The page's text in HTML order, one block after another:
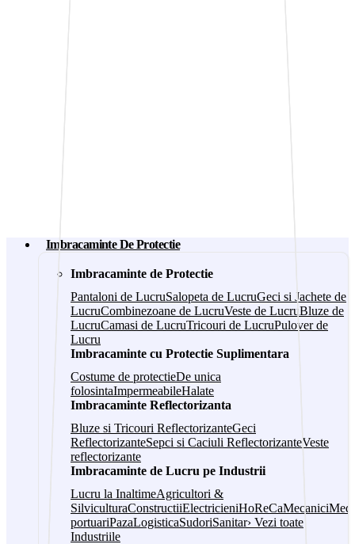
Imbracaminte De Protectie
Imbracaminte de Protectie
Pantaloni de LucruSalopeta de LucruGeci si Jachete de
LucruCombinezoane de LucruVeste de LucruBluze de
LucruCamasi de LucruTricouri de LucruPulover de
Lucru
Imbracaminte cu Protectie Suplimentara
Costume de protectieDe unica
folosintaImpermeabileHalate
Imbracaminte Reflectorizanta
Bluze si Tricouri ReflectorizanteGeci
ReflectorizanteSepci si Caciuli ReflectorizanteVeste
reflectorizante
Imbracaminte de Lucru pe Industrii
Lucru la InaltimeAgricultori &
SilviculturaConstructiiElectricieniHoReCaMecanici
portuariPazaLogisticaSudoriSanitar› Vezi toate
Industriile